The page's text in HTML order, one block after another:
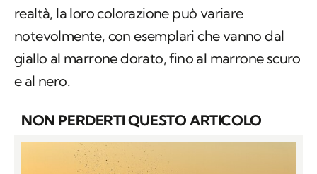
realtà, la loro colorazione può variare
notevolmente, con esemplari che vanno dal
giallo al marrone dorato, fino al marrone scuro
e al nero.
NON PERDERTI QUESTO ARTICOLO